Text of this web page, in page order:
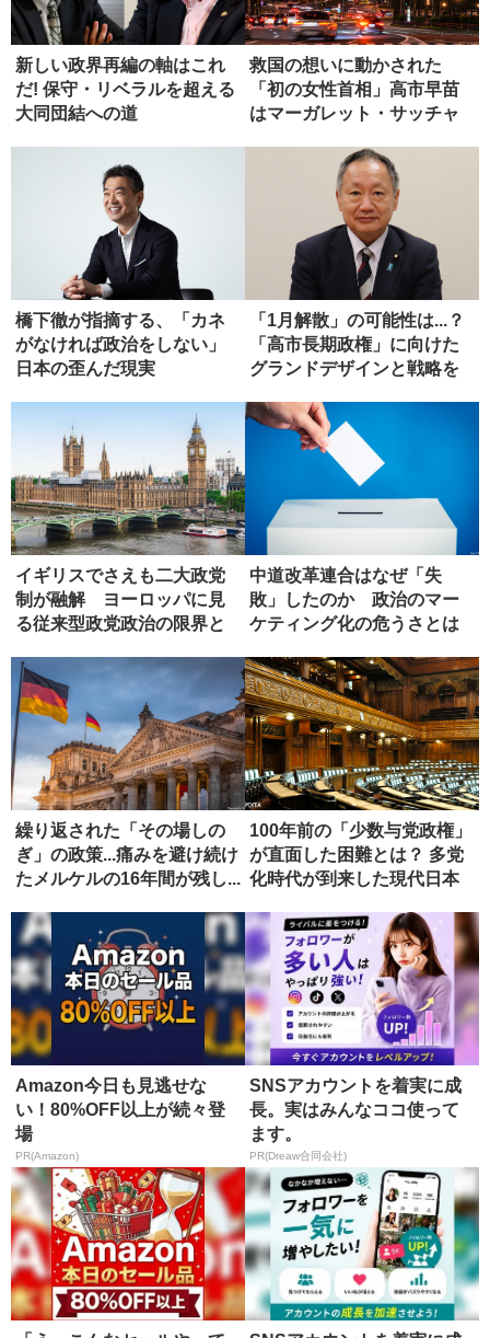
新しい政界再編の軸はこれ
だ! 保守・リベラルを超える
大同団結への道
救国の想いに動かされた
「初の女性首相」高市早苗
はマーガレット・サッチャ
橋下徹が指摘する、「カネ
がなければ政治をしない」
日本の歪んだ現実
「1月解散」の可能性は...？
「高市長期政権」に向けた
グランドデザインと戦略を
イギリスでさえも二大政党
制が融解 ヨーロッパに見
る従来型政党政治の限界と
中道改革連合はなぜ「失
敗」したのか 政治のマー
ケティング化の危うさとは
繰り返された「その場しの
ぎ」の政策...痛みを避け続け
たメルケルの16年間が残し...
100年前の「少数与党政権」
が直面した困難とは？ 多党
化時代が到来した現代日本
Amazon今日も見逃せな
い！80%OFF以上が続々登
場
PR(Amazon)
SNSアカウントを着実に成
長。実はみんなココ使って
ます。
PR(Dreaw合同会社)